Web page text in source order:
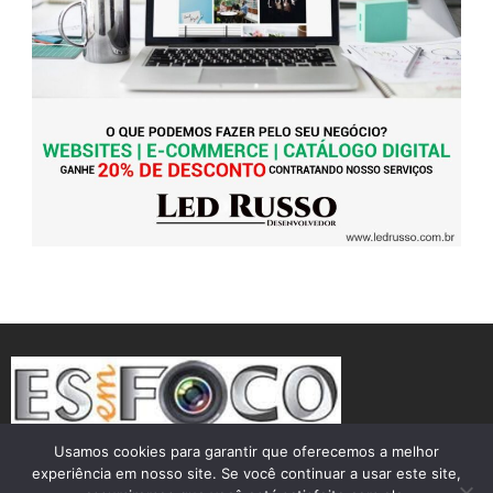
Usamos cookies para garantir que oferecemos a melhor
experiência em nosso site. Se você continuar a usar este site,